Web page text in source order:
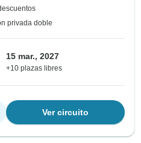
privada doble
15 mar., 2027
+10 plazas libres
Ver circuito